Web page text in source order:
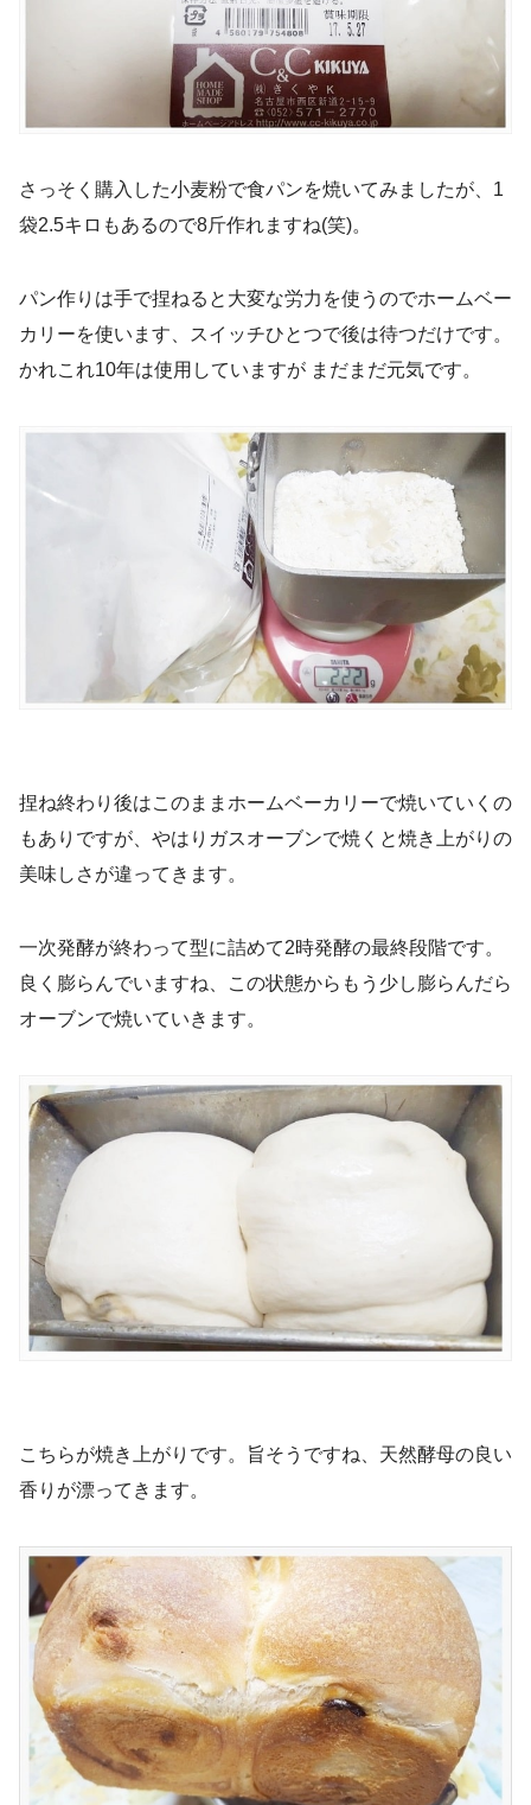
さっそく購入した小麦粉で食パンを焼いてみましたが、1
袋2.5キロもあるので8斤作れますね(笑)。
パン作りは手で捏ねると大変な労力を使うのでホームベー
カリーを使います、スイッチひとつで後は待つだけです。
かれこれ10年は使用していますが まだまだ元気です。
捏ね終わり後はこのままホームベーカリーで焼いていくの
もありですが、やはりガスオーブンで焼くと焼き上がりの
美味しさが違ってきます。
一次発酵が終わって型に詰めて2時発酵の最終段階です。
良く膨らんでいますね、この状態からもう少し膨らんだら
オーブンで焼いていきます。
こちらが焼き上がりです。旨そうですね、天然酵母の良い
香りが漂ってきます。